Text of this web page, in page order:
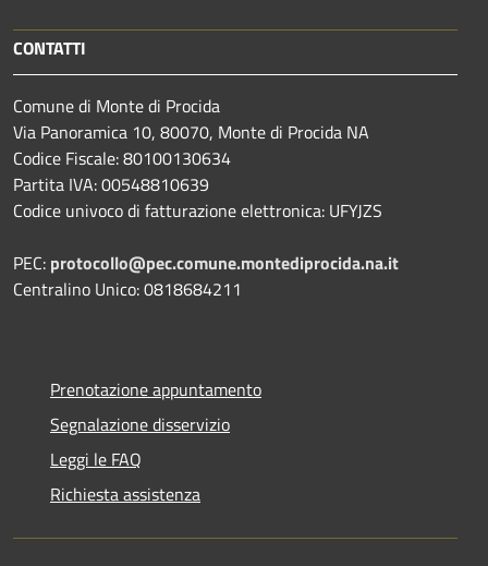
CONTATTI
Comune di Monte di Procida
Via Panoramica 10, 80070, Monte di Procida NA
Codice Fiscale: 80100130634
Partita IVA: 00548810639
Codice univoco di fatturazione elettronica: UFYJZS
PEC: protocollo@pec.comune.montediprocida.na.it
Centralino Unico:0818684211
Prenotazione appuntamento
Segnalazione disservizio
Leggi le FAQ
Richiesta assistenza